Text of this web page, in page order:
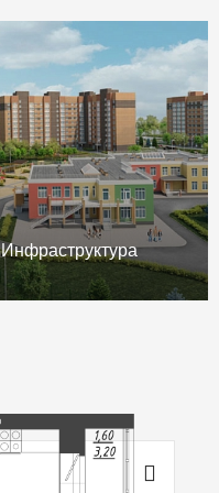
Инфраструктура